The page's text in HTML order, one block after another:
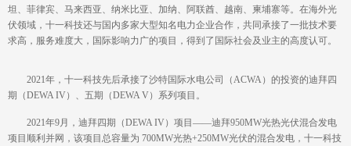
坦、菲律宾、马来西亚、纳米比亚、加纳、阿联酋、越南、柬埔寨等。在海外光
伏领域，十一科技还与国内多家大型知名电力企业合作，共同承接了一批技术要
求高，服务难度大，国际影响力广的项目，得到了国际社会及业主的高度认可。
2021年，十一科技先后承接了沙特国际水电公司（ACWA）的投资的迪拜四
期（DEWA IV）、五期（DEWA V）系列项目。
2021年9月，迪拜四期（DEWA IV）项目——迪拜950MW光热光伏混合发电
项目顺利并网，该项目总容量为 700MW光热+250MW光伏的混合发电，十一科技